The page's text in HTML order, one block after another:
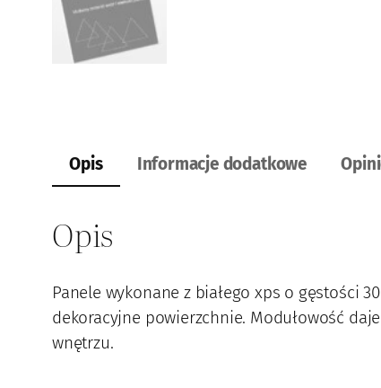
Opis Informacje dodatkowe
Opis
Panele wykonane z białego xps o gęstości
dekoracyjne powierzchnie. Modułowość
wnętrzu.